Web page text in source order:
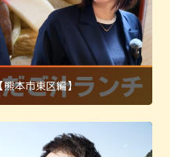
熊本市東区編】